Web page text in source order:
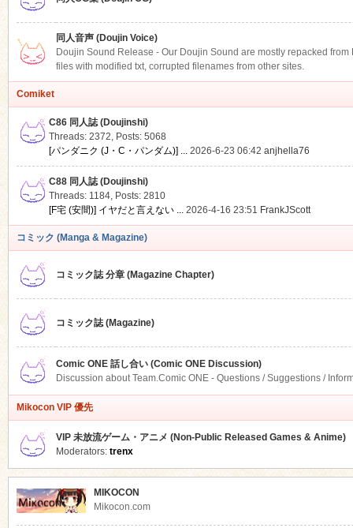
同人音声 (Doujin Voice)
Doujin Sound Release - Our Doujin Sound are mostly repacked
files with modified txt, corrupted filenames from other sites.
Comiket
C86 同人誌 (Doujinshi)
Threads: 2372, Posts: 5068
[パンダニク (J・C・パンダム)] ... 2026-6-23 06:42 anjhella76
C88 同人誌 (Doujinshi)
Threads: 1184, Posts: 2810
[F宅 (安間)] イヤだと言えない ... 2026-4-16 23:51 FrankJScott
コミック (Manga & Magazine)
コミック誌 分章 (Magazine Chapter)
コミック誌 (Magazine)
Comic ONE 話し合い (Comic ONE Discussion)
Discussion about Team.Comic ONE - Questions / Suggestions /
Mikocon VIP 優先
VIP 未放流ゲーム・アニメ (Non-Public Released Games & Anime)
Moderators: trenx
MIKOCON
Mikocon.com